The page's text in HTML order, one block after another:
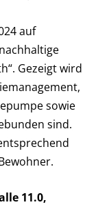
auf
Gezeigt wird
sowie
sind.
11.0,